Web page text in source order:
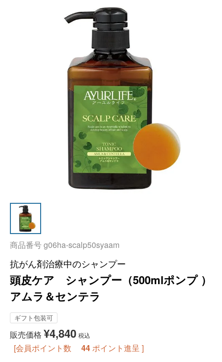
商品番号g06ha-scalp50syaam
抗がん剤治療中のシャンプー
頭皮ケア シャンプー（500mlポンプ ）
アムラ＆センテラ
ギフト包装可
販売価格 ¥4,840 税込
[会員ポイント数 44 ポイント進呈 ]